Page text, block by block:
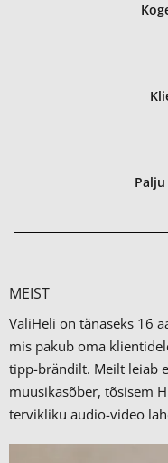
MEIST
ValiHeli on tänaseks 16
mis pakub oma
tipp-brändilt. Meilt leiab
muusikasõber, tõsisem
tervikliku audio-video